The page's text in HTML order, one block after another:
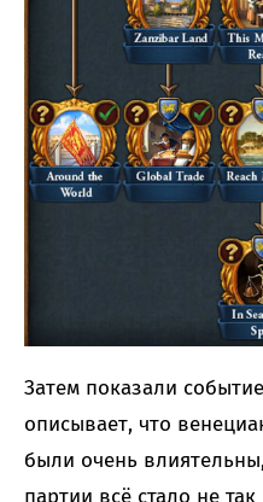
Затем показали
описывает, что
были очень